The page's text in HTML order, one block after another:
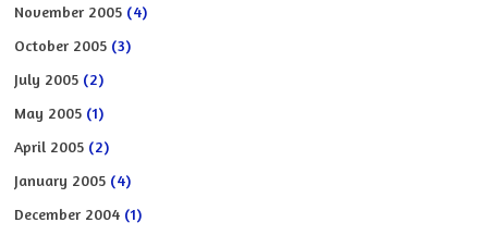
November 2005 (4)
October 2005 (3)
July 2005 (2)
May 2005 (1)
April 2005 (2)
January 2005 (4)
December 2004 (1)